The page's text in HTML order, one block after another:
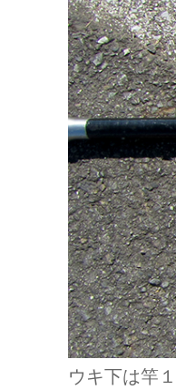
ウキ下は竿